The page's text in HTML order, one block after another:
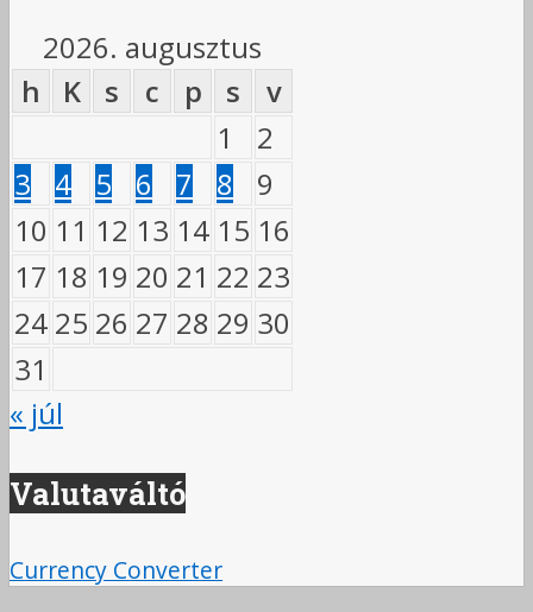
2026. augusztus
h
K s c p s
v
1
2
3
4 5 6 7 8
9
10 11 12 13 14 15 16
17 18 19 20 21 22 23
24 25 26 27 28 29 30
31
« júl
Valutaváltó
Currency Converter